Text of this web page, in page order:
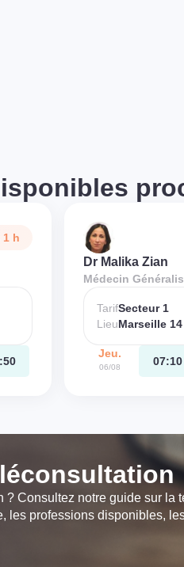
h
Dr Malika Zian
Médecin
TarifSecteur 1
LieuMarseille
Jeu.
06/08 07:10
? Consultez notre guide sur la
les professions disponibles,